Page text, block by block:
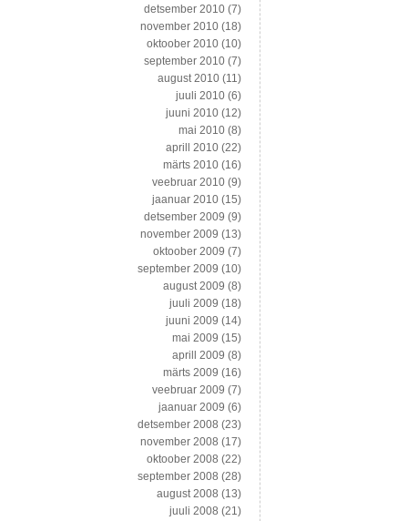
detsember 2010 (7)
november 2010 (18)
oktoober 2010 (10)
september 2010 (7)
august 2010 (11)
juuli 2010 (6)
juuni 2010 (12)
mai 2010 (8)
aprill 2010 (22)
märts 2010 (16)
veebruar 2010 (9)
jaanuar 2010 (15)
detsember 2009 (9)
november 2009 (13)
oktoober 2009 (7)
september 2009 (10)
august 2009 (8)
juuli 2009 (18)
juuni 2009 (14)
mai 2009 (15)
aprill 2009 (8)
märts 2009 (16)
veebruar 2009 (7)
jaanuar 2009 (6)
detsember 2008 (23)
november 2008 (17)
oktoober 2008 (22)
september 2008 (28)
august 2008 (13)
juuli 2008 (21)